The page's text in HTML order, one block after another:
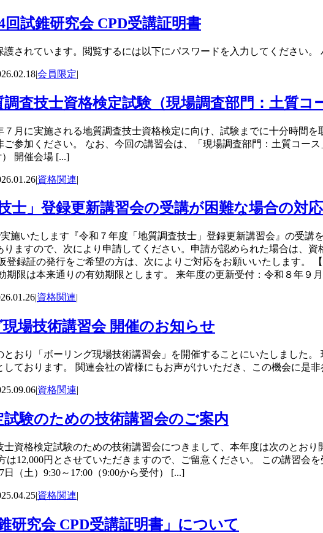
試錐研究会 CPD受講証明書
されています。閲覧するには以下にパスワードを入力してください。
|会員限定|
調査技士資格検定試験（現場調査部門：土質
月に実施される地質調査技士資格検定に向け、試験までに十分時間
参加ください。 なお、今回の講習会は、「現場調査部門：土質コー
） 開催会場 [...]
|資格関連|
士」登録更新講習会の受講が困難な場合の対
施いたします『令和７年度「地質調査技士」登録更新講習会』の受講
ますので、次により申請してください。申請が認められた場合は、
登録証の発行をご希望の方は、次によりご対応をお願いいたします。
期限は本来通りの有効期限とします。 来年度の更新受付：令和８年９
|資格関連|
場技術講習会 開催のお知らせ
おり「ボーリング現場技術講習会」を開催することにいたしました
ております。 関連会社の皆様にもお声がけいただき、この機会に是
|資格関連|
験のための技術講習会のご案内
資格検定試験のための技術講習会につきまして、本年度は次のとお
は12,000円とさせていただきますので、ご留意ください。 この講習会
（土）9:30～17:00（9:00から受付） [...]
|資格関連|
研究会 CPD受講証明書」について